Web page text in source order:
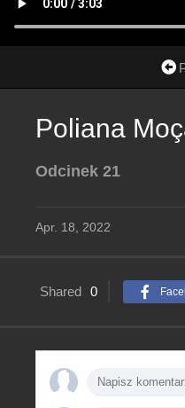
Poliana
Odcinek 21
Apr. 18, 2022
Shared 0